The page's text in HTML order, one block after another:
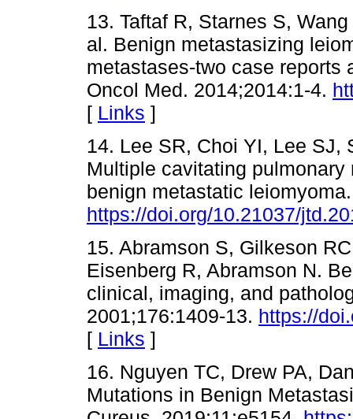
13. Taftaf R, Starnes S,
al. Benign metastasizing
metastases-two case reports
Oncol Med. 2014;2014:1-4.
[ Links ]
14. Lee SR, Choi YI, Lee SJ,
Multiple cavitating
benign metastatic
https://doi.org/10.21037/
15. Abramson S, Gilkeson
Eisenberg R, Abramson N.
clinical, imaging, and
2001;176:1409-13. https://
[ Links ]
16. Nguyen TC, Drew PA,
Mutations in Benign